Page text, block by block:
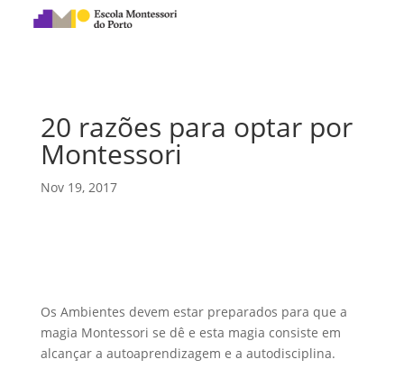
20 razões para optar por
Montessori
Nov 19, 2017
Os Ambientes devem estar preparados para que a
magia Montessori se dê e esta magia consiste em
alcançar a autoaprendizagem e a autodisciplina.